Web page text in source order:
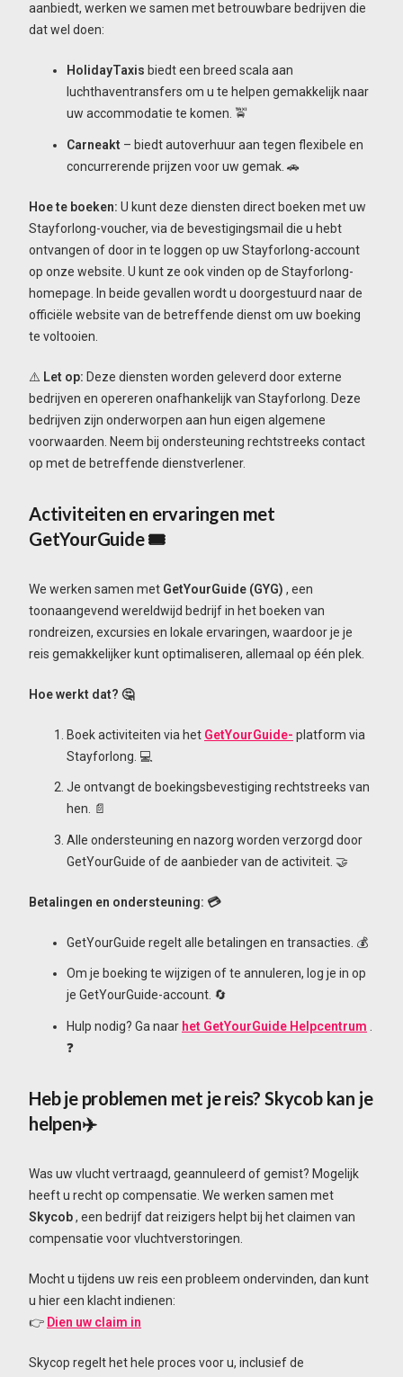
aanbiedt, werken we samen met betrouwbare bedrijven die
dat wel doen:
HolidayTaxis biedt een breed scala aan
luchthaventransfers om u te helpen gemakkelijk naar
uw accommodatie te komen. 🚖
Carneakt – biedt autoverhuur aan tegen flexibele en
concurrerende prijzen voor uw gemak. 🚗
Hoe te boeken: U kunt deze diensten direct boeken met uw
Stayforlong-voucher, via de bevestigingsmail die u hebt
ontvangen of door in te loggen op uw Stayforlong-account
op onze website. U kunt ze ook vinden op de Stayforlong-
homepage. In beide gevallen wordt u doorgestuurd naar de
officiële website van de betreffende dienst om uw boeking
te voltooien.
⚠️ Let op: Deze diensten worden geleverd door externe
bedrijven en opereren onafhankelijk van Stayforlong. Deze
bedrijven zijn onderworpen aan hun eigen algemene
voorwaarden. Neem bij ondersteuning rechtstreeks contact
op met de betreffende dienstverlener.
Activiteiten en ervaringen met
GetYourGuide 🎟️
We werken samen met GetYourGuide (GYG) , een
toonaangevend wereldwijd bedrijf in het boeken van
rondreizen, excursies en lokale ervaringen, waardoor je je
reis gemakkelijker kunt optimaliseren, allemaal op één plek.
Hoe werkt dat? 🤔
Boek activiteiten via het GetYourGuide- platform via
Stayforlong. 💻
Je ontvangt de boekingsbevestiging rechtstreeks van
hen. 📄
Alle ondersteuning en nazorg worden verzorgd door
GetYourGuide of de aanbieder van de activiteit. 🤝
Betalingen en ondersteuning: 💳
GetYourGuide regelt alle betalingen en transacties. 💰
Om je boeking te wijzigen of te annuleren, log je in op
je GetYourGuide-account. 🔄
Hulp nodig? Ga naar het GetYourGuide Helpcentrum
❓
Heb je problemen met je reis? Skycob kan je
helpen✈️
Was uw vlucht vertraagd, geannuleerd of gemist? Mogelijk
heeft u recht op compensatie. We werken samen met
Skycob, een bedrijf dat reizigers helpt bij het claimen van
compensatie voor vluchtverstoringen.
Mocht u tijdens uw reis een probleem ondervinden, dan kunt
u hier een klacht indienen:
👉 Dien uw claim in
Skycop regelt het hele proces voor u, inclusief de